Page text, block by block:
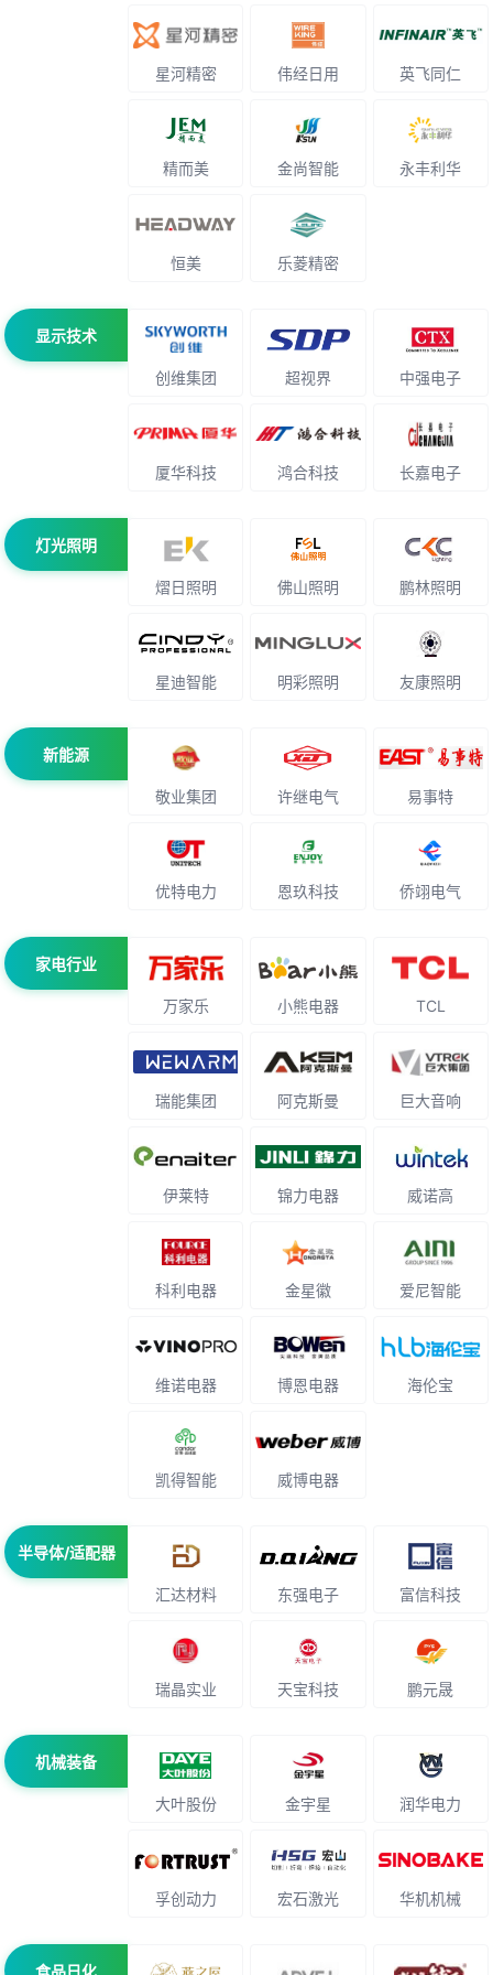
星河精密 伟经日用 英飞同仁
精而美 金尚智能 永丰利华
恒美 乐菱精密
显示技术
创维集团 超视界 中强电子
厦华科技 鸿合科技 长嘉电子
灯光照明
熠日照明 佛山照明 鹏林照明
星迪智能 明彩照明 友康照明
新能源
敬业集团 许继电气 易事特
优特电力 恩玖科技 侨翊电气
家电行业
万家乐 小熊电器 TCL
瑞能集团 阿克斯曼 巨大音响
伊莱特 锦力电器 威诺高
科利电器 金星徽 爱尼智能
维诺电器 博恩电器 海伦宝
凯得智能 威博电器
半导体/适配器
汇达材料 东强电子 富信科技
瑞晶实业 天宝科技 鹏元晟
机械装备
大叶股份 金宇星 润华电力
孚创动力 宏石激光 华机机械
食品日化